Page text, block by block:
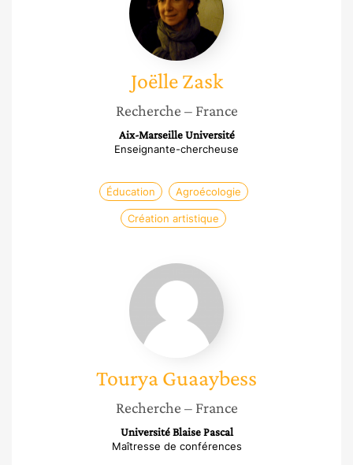
Joëlle Zask
Recherche – France
Aix-Marseille Université
Enseignante-chercheuse
Éducation Agroécologie
Création artistique
Tourya
Guaaybess
TouryaGuaaybess
Recherche – France
Université Blaise Pascal
Maîtresse de conférences